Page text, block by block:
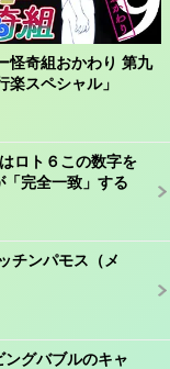
怪奇組おかわり 第九
楽スペシャル」
ロト６この数字を
完全一致」する
チンパモス（メ
ングバブルのキャ